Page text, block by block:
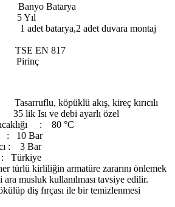
Batarya
: 5 Yıl
1 adet batarya,2 adet duvara montaj
TSE EN 817
: Pirinç
köpüklü akış, kireç kırıcılı
ve debi ayarlı özel
: 80 °C
: 10 Bar
: 3 Bar
türlü kirliliğin armatüre zararını önlemek
musluk kullanılması tavsiye edilir.
diş fırçası ile bir temizlenmesi